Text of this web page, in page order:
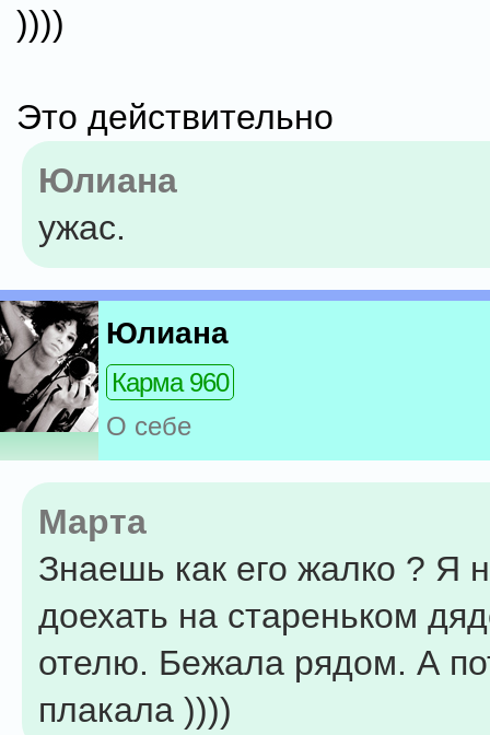
))))
Это действительно
Юлиана
ужас.
Юлиана
Карма 960
О себе
Марта
Знаешь как его жалко ? Я
доехать на стареньком
отелю. Бежала рядом. А
плакала ))))